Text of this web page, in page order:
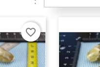
favorite_border